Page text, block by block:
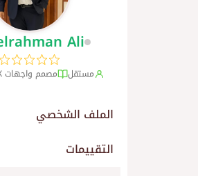
Ali
مستقل مصمم واجهات UI/UX
الملف الشخصي
التقييمات